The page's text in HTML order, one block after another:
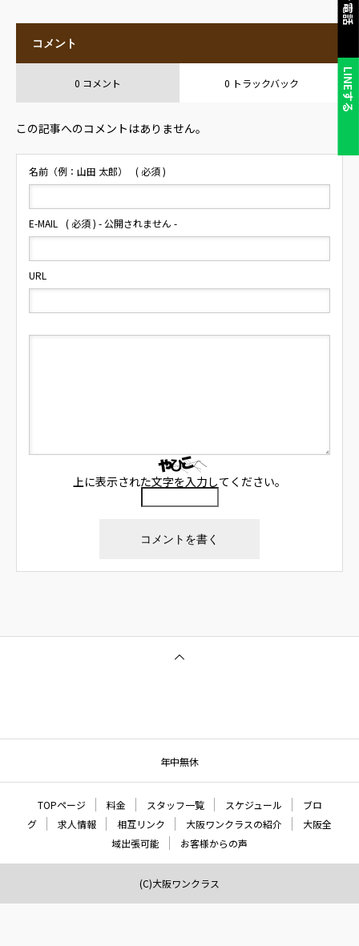
LINEする
コメント
0 コメント 0 トラックバック
この記事へのコメントはありません。
名前（例：山田 太郎） ( 必須 )
E-MAIL ( 必須 ) - 公開されません -
URL
上に表示された文字を入力してください。
年中無休
TOPページ 料金 スタッフ一覧 スケジュール
ブロ
グ
求人情報 相互リンク 大阪ワンクラスの紹介
大阪全
域出張可能
お客様からの声
(C)大阪ワンクラス